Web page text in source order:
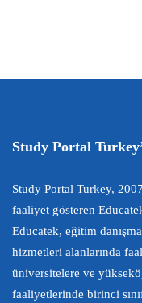
Study Portal
Study Portal Turkey,
faaliyet gösteren
Educatek, eğitim
hizmetleri alanlarında
üniversitelere ve
faaliyetlerinde birinci